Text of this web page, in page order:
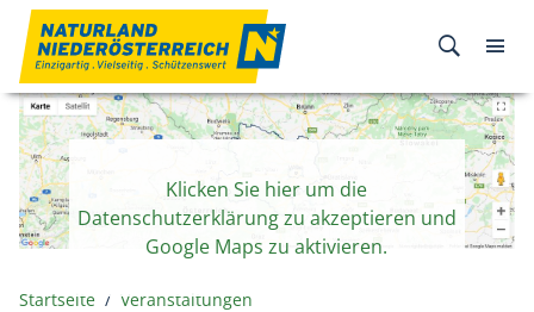
Zum Inhalt
Klicken Sie hier um die
Datenschutzerklärung zu akzeptieren und
Google Maps zu aktivieren.
Startseite Veranstaltungen